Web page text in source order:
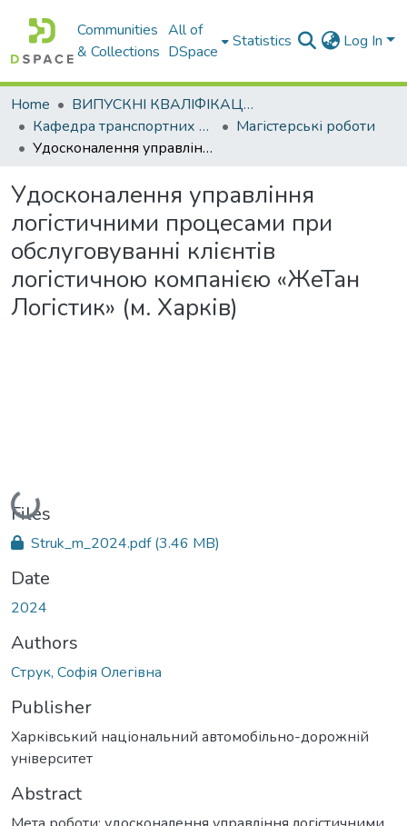
Communities
& Collections
All of
DSpace
Statistics Log In
Home
ВИПУСКНІ КВАЛІФІКАЦІЙНІ РОБОТИ
Кафедра транспортних систем і логістики
Магістерські роботи
Удосконалення управління логістичними процесами при обслуговуванні клієнтів логістичною компанією «ЖеТан Логістик» (м. Харків)
Удосконалення управління
логістичними процесами при
обслуговуванні клієнтів
логістичною компанією «ЖеТан
Логістик» (м. Харків)
Loading...
Files
Struk_m_2024.pdf(3.46 MB)
Date
2024
Authors
Струк, Софія Олегівна
Publisher
Харківський національний автомобільно-дорожній
університет
Abstract